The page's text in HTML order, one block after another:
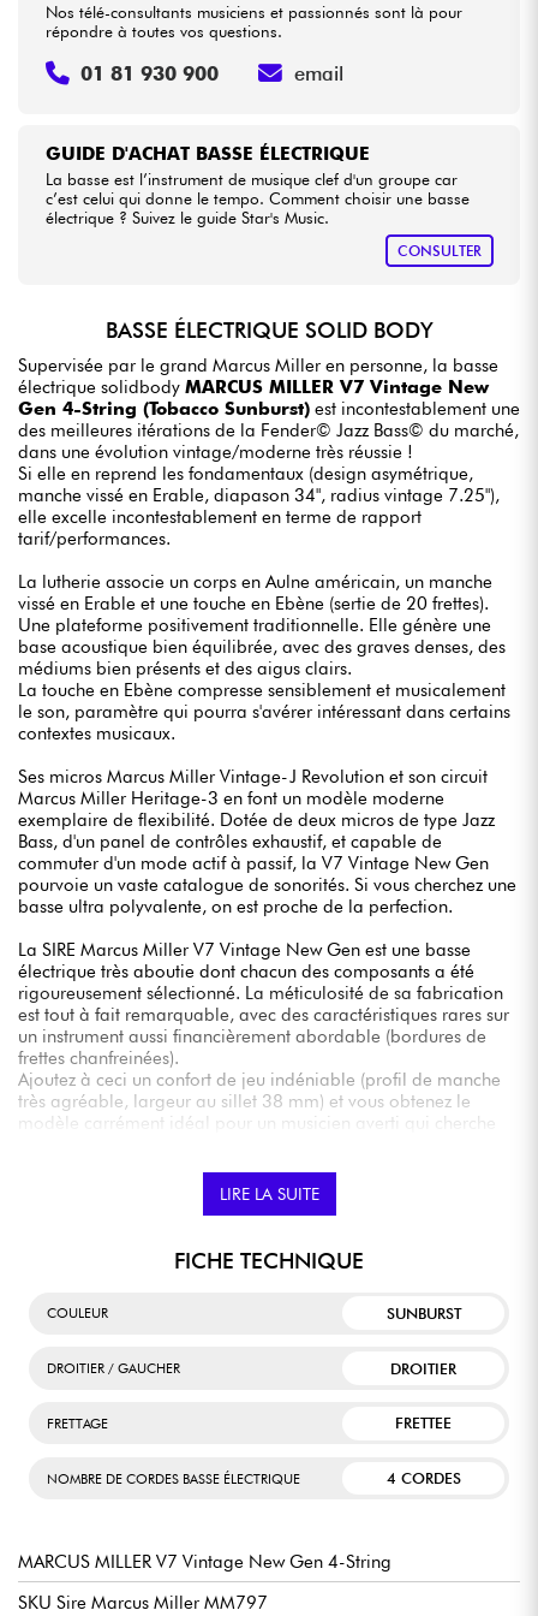
GUIDE D'ACHAT BASSE ÉLECTRIQUE
La basse est l’instrument de musique clef d'un groupe car
c’est celui qui donne le tempo. Comment choisir une basse
électrique ? Suivez le guide Star's Music.
CONSULTER
Nos télé-consultants musiciens et passionnés sont là pour
répondre à toutes vos questions.
01 81 930 900 email
BASSE ÉLECTRIQUE SOLID BODY
Supervisée par le grand Marcus Miller en personne, la basse
électrique solidbody MARCUS MILLER V7 Vintage New
Gen 4-String (Tobacco Sunburst) est incontestablement une
des meilleures itérations de la Fender© Jazz Bass© du marché,
dans une évolution vintage/moderne très réussie !
Si elle en reprend les fondamentaux (design asymétrique,
manche vissé en Erable, diapason 34", radius vintage 7.25"),
elle excelle incontestablement en terme de rapport
tarif/performances.
La lutherie associe un corps en Aulne américain, un manche
vissé en Erable et une touche en Ebène (sertie de 20 frettes).
Une plateforme positivement traditionnelle. Elle génère une
base acoustique bien équilibrée, avec des graves denses, des
médiums bien présents et des aigus clairs.
La touche en Ebène compresse sensiblement et musicalement
le son, paramètre qui pourra s'avérer intéressant dans certains
contextes musicaux.
Ses micros Marcus Miller Vintage-J Revolution et son circuit
Marcus Miller Heritage-3 en font un modèle moderne
exemplaire de flexibilité. Dotée de deux micros de type Jazz
Bass, d'un panel de contrôles exhaustif, et capable de
commuter d'un mode actif à passif, la V7 Vintage New Gen
pourvoie un vaste catalogue de sonorités. Si vous cherchez une
basse ultra polyvalente, on est proche de la perfection.
La SIRE Marcus Miller V7 Vintage New Gen est une basse
électrique très aboutie dont chacun des composants a été
rigoureusement sélectionné. La méticulosité de sa fabrication
est tout à fait remarquable, avec des caractéristiques rares sur
un instrument aussi financièrement abordable (bordures de
frettes chanfreinées).
Ajoutez à ceci un confort de jeu indéniable (profil de manche
très agréable, largeur au sillet 38 mm) et vous obtenez le
modèle carrément idéal pour un musicien averti qui cherche
catégorie milieu de gamme.LIRE LA SUITE
FICHE TECHNIQUE
COULEUR SUNBURST
DROITIER / GAUCHER DROITIER
FRETTAGE FRETTEE
NOMBRE DE CORDES BASSE ÉLECTRIQUE 4 CORDES
MARCUS MILLER V7 Vintage New Gen 4-String
SKU Sire Marcus Miller MM797